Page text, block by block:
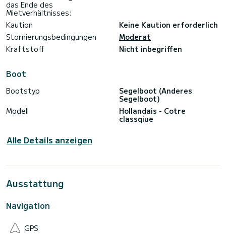
das Ende des
Mietverhältnisses:
Kaution
Keine Kaution erforderlich
Stornierungsbedingungen
Moderat
Kraftstoff
Nicht inbegriffen
Boot
Bootstyp
Segelboot (Anderes
Segelboot)
Modell
Hollandais - Cotre
classqiue
Alle Details anzeigen
Ausstattung
Navigation
GPS